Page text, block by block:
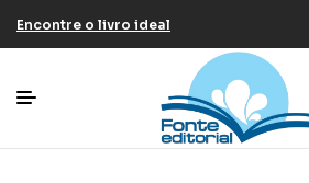
Encontre o livro ideal